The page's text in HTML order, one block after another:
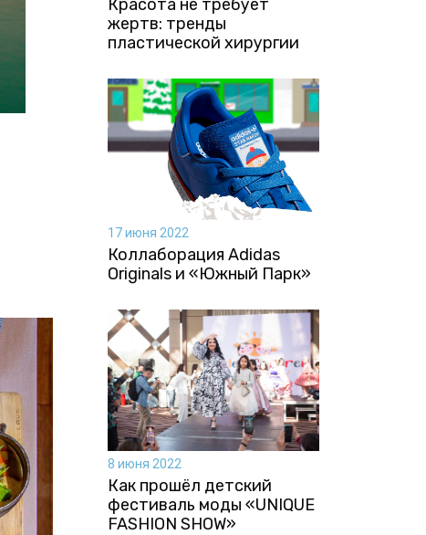
Красота не требует
жертв: тренды
пластической хирургии
17 июня 2022
Коллаборация Аdidas
Originals и «Южный Парк»
8 июня 2022
Как прошёл детский
фестиваль моды «UNIQUE
FASHION SHOW»